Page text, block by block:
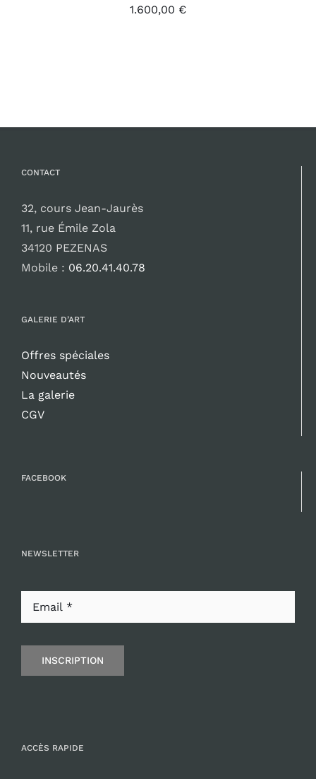
1.600,00 €
CONTACT
32, cours Jean-Jaurès
11, rue Émile Zola
34120 PEZENAS
Mobile : 06.20.41.40.78
GALERIE D’ART
Offres spéciales
Nouveautés
La galerie
CGV
FACEBOOK
NEWSLETTER
INSCRIPTION
ACCÈS RAPIDE